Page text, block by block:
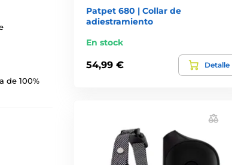
de 100%
Patpet 680 | Collar de
adiestramiento
En stock
54,99 € Detalle